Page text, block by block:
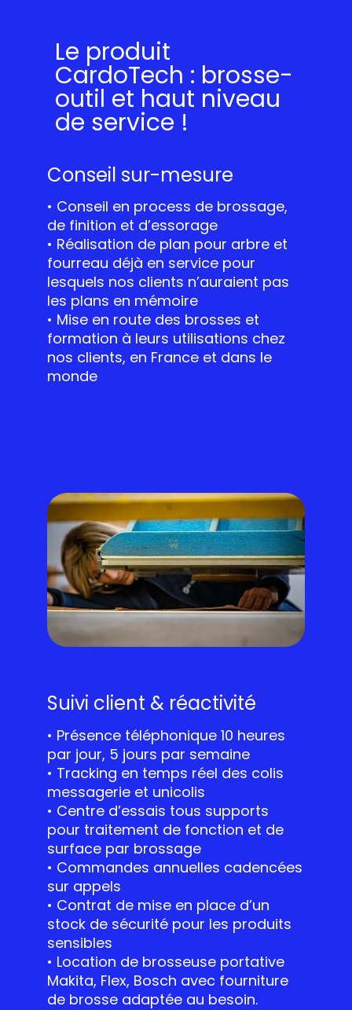
Le produit
CardoTech : brosse-
outil et haut niveau
de service !
Conseil sur-mesure
• Conseil en process de brossage,
de finition et d’essorage
• Réalisation de plan pour arbre et
fourreau déjà en service pour
lesquels nos clients n’auraient pas
les plans en mémoire
• Mise en route des brosses et
formation à leurs utilisations chez
nos clients, en France et dans le
monde
Suivi client & réactivité
• Présence téléphonique 10 heures
par jour, 5 jours par semaine
• Tracking en temps réel des colis
messagerie et unicolis
• Centre d’essais tous supports
pour traitement de fonction et de
surface par brossage
• Commandes annuelles cadencées
sur appels
• Contrat de mise en place d’un
stock de sécurité pour les produits
sensibles
• Location de brosseuse portative
Makita, Flex, Bosch avec fourniture
de brosse adaptée au besoin.